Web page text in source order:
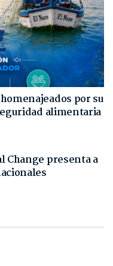
por su
alimentaria
Change presenta a